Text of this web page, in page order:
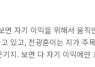
면 자기 이익을 위해서 움
있고, 전광훈이는 지가
지. 보면 다 자기 이익에